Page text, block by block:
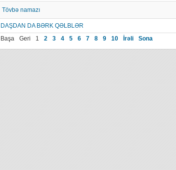
Tövbə namazı
DAŞDAN DA BƏRK QƏLBLƏR
Başa Geri 1 2 3 4 5 6 7 8 9 10 İrəli Sona